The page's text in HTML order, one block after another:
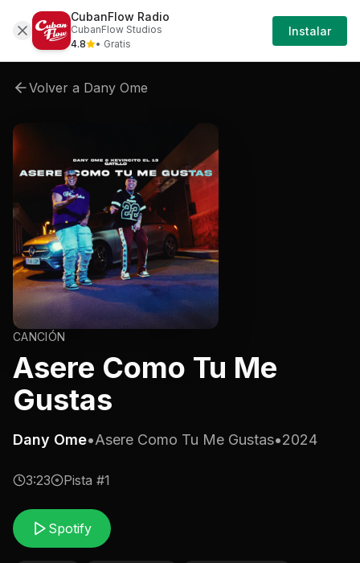
Artistas Dany-ome Dany-ome-asere-como-
Volver a Dany Ome
CANCIÓN
Asere Como Tu Me
Gustas
Dany Ome•Asere Como Tu Me Gustas•2024
3:23 Pista #1
Spotify
CubanFlow Radio
CubanFlow Studios
4.8
• Gratis
Instalar